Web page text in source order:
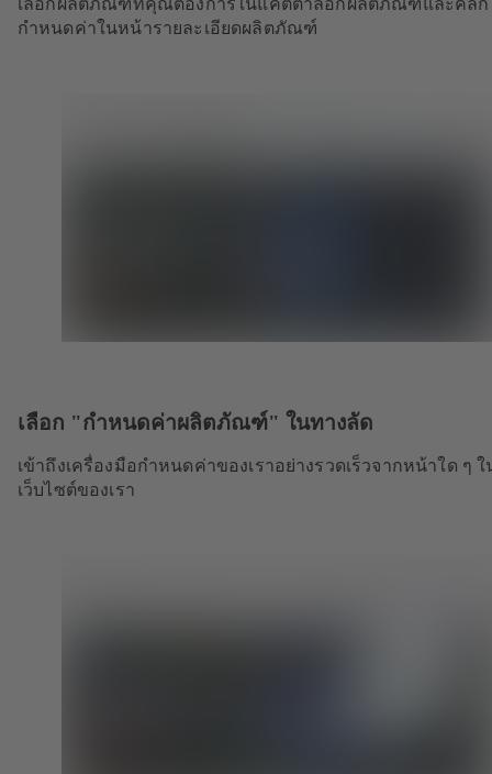
เลือกผลิตภัณฑ์ที่คุณต้องการในแคตตาล็อกผลิตภัณฑ์และคลิก
กำหนดค่าในหน้ารายละเอียดผลิตภัณฑ์
เลือก "กำหนดค่าผลิตภัณฑ์" ในทางลัด
เข้าถึงเครื่องมือกำหนดค่าของเราอย่างรวดเร็วจากหน้าใด ๆ ใ
เว็บไซต์ของเรา